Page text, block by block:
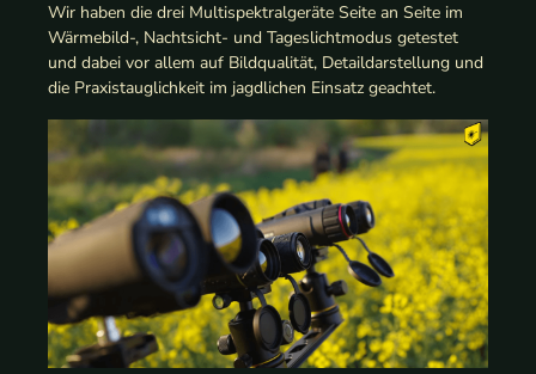
Wir haben die drei Multispektralgeräte Seite an Seite im
Wärmebild-, Nachtsicht- und Tageslichtmodus getestet
und dabei vor allem auf Bildqualität, Detaildarstellung und
die Praxistauglichkeit im jagdlichen Einsatz geachtet.